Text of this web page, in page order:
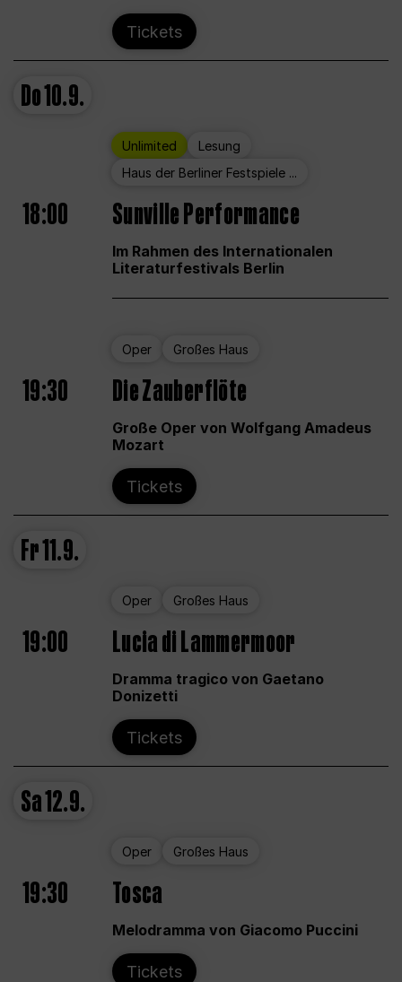
Tickets
Do10.9.
Unlimited
Lesung
Haus der Berliner Festspiele ...
18:00 Sunville Performance
Im Rahmen des Internationalen
Literaturfestivals Berlin
Oper Großes Haus
19:30 Die Zauberflöte
Große Oper von Wolfgang Amadeus
Mozart
Tickets
Fr11.9.
Oper Großes Haus
19:00 Lucia di Lammermoor
Dramma tragico von Gaetano
Donizetti
Tickets
Sa12.9.
Oper Großes Haus
19:30 Tosca
Melodramma von Giacomo Puccini
Tickets